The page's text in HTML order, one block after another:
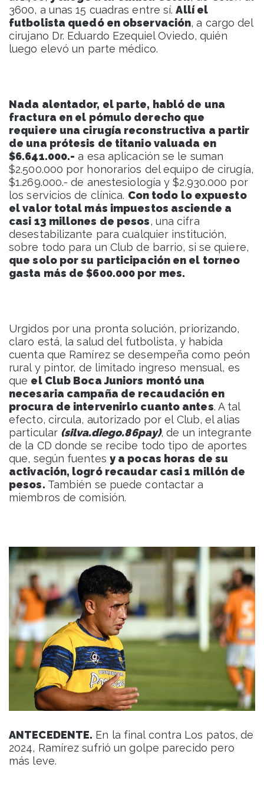
3600, a unas 15 cuadras entre sí.Allí el
futbolista quedó en observación, a cargo del
cirujano Dr. Eduardo Ezequiel Oviedo, quién
luego elevó un parte médico.
Nada alentador, el parte, habló de una
fractura en el pómulo derecho que
requiere una cirugía reconstructiva a partir
de una prótesis de titanio valuada en
$6.641.000.- a esa aplicación se le suman
$2.500.000 por honorarios del equipo de cirugía,
$1.269.000.- de anestesiología y $2.930.000 por
los servicios de clínica. Con todo lo expuesto
el valor total más impuestos asciende a
casi 13 millones de pesos, una cifra
desestabilizante para cualquier institución,
sobre todo para un Club de barrio, si se quiere,
que solo por su participación en el torneo
gasta más de $600.000 por mes.
Urgidos por una pronta solución, priorizando,
claro está, la salud del futbolista, y habida
cuenta que Ramírez se desempeña como peón
rural y pintor, de limitado ingreso mensual, es
que el Club Boca Juniors montó una
necesaria campaña de recaudación en
procura de intervenirlo cuanto antes. A tal
efecto, circula, autorizado por el Club, el alias
particular (silva.diego.86pay), de un integrante
de la CD donde se recibe todo tipo de aportes
que, según fuentes y a pocas horas de su
activación, logró recaudar casi 1 millón de
pesos. También se puede contactar a
miembros de comisión.
ANTECEDENTE. En la final contra Los patos, de
2024, Ramírez sufrió un golpe parecido pero
más leve.